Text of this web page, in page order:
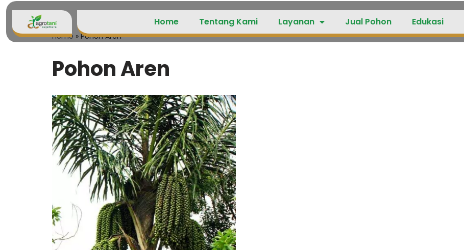
Lompat
ke
Home Tentang Kami Layanan Jual Pohon Edukasi
Home »Pohon Aren
Pohon Aren